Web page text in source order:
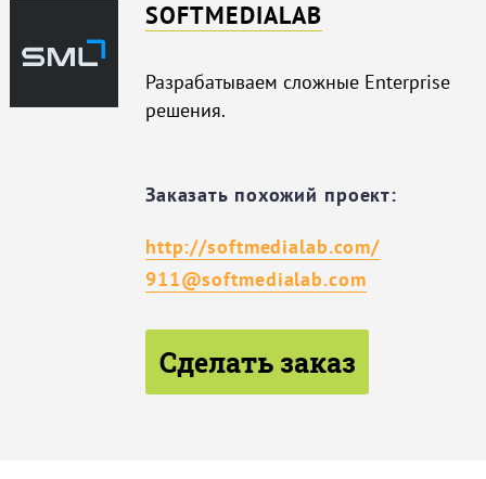
SOFTMEDIALAB
Разрабатываем сложные Enterprise
решения.
Заказать похожий проект:
http://softmedialab.com/
911@softmedialab.com
Сделать заказ